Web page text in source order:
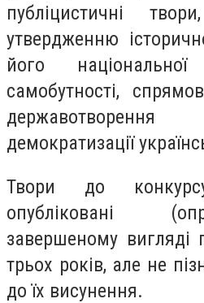
публіцистичні
утвердженню
його
самобутності,
демократизації
Твори до
опубліковані
завершеному вигляді
трьох років, але не
до їх висунення.